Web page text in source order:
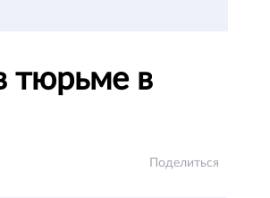
тюрьме в
Поделиться